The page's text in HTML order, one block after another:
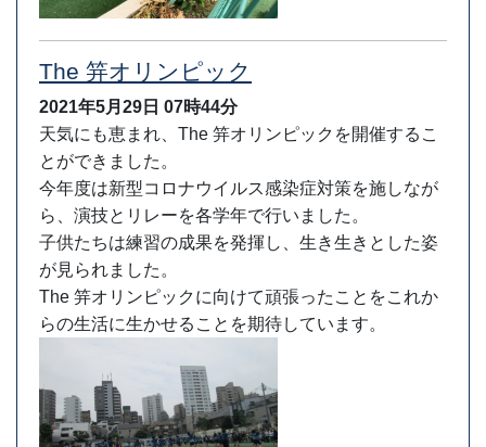
The 笄オリンピック
2021年5月29日 07時44分
天気にも恵まれ、The 笄オリンピックを開催するこ
とができました。
今年度は新型コロナウイルス感染症対策を施しなが
ら、演技とリレーを各学年で行いました。
子供たちは練習の成果を発揮し、生き生きとした姿
が見られました。
The 笄オリンピックに向けて頑張ったことをこれか
らの生活に生かせることを期待しています。